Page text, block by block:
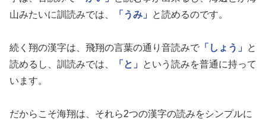
山みたいに訓読みでは、
「うみ」 と読めるのです。
続く翔の漢字は、飛翔の言葉の通り音読みで 「しょう」
と
読めるし、訓読みでは、
「と」
という読みを普通に持って
います。
だからこそ海翔は、それら2つの漢字の読みをシンプルに